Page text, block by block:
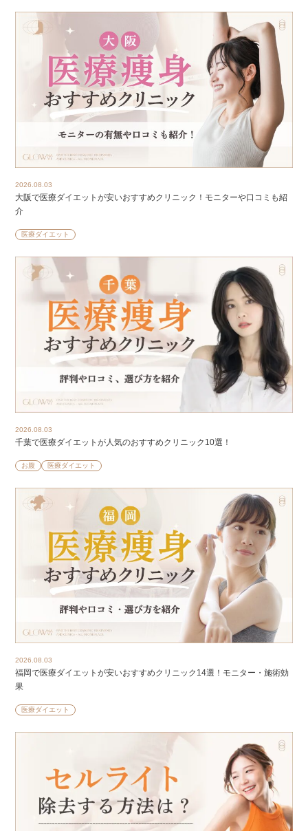
2026.08.03
大阪で医療ダイエットが安いおすすめクリニック！モニターや口コミも紹
介
医療ダイエット
2026.08.03
千葉で医療ダイエットが人気のおすすめクリニック10選！
お腹 医療ダイエット
2026.08.03
福岡で医療ダイエットが安いおすすめクリニック14選！モニター・施術効
果
医療ダイエット